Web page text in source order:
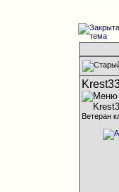
Ветеран